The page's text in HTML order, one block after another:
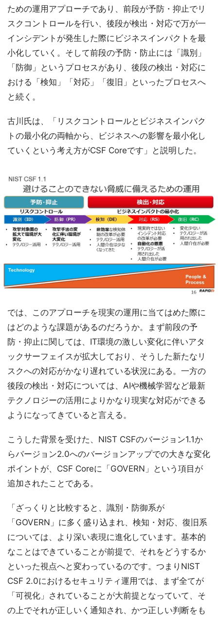
ための運用アプローチであり、前段が予防・抑止でリ
スクコントロールを行い、後段が検出・対応で万が一
インシデントが発生した際にビジネスインパクトを最
小化していく。そして前段の予防・防止には「識別」
「防御」というプロセスがあり、後段の検出・対応に
おける「検知」「対応」「復旧」といったプロセスへ
と続く。
古川氏は、「リスクコントロールとビジネスインパク
トの最小化の両軸から、ビジネスへの影響を最小化し
ていくという考え方がCSF Coreです」と説明した。
では、このアプローチを現実の運用に当てはめた際に
はどのような課題があるのだろうか。まず前段の予
防・抑止に関しては、IT環境の激しい変化に伴いアタ
ックサーフェイスが拡大しており、そうした新たなリ
スクへの対応がかなり遅れている状況にある。一方の
後段の検出・対応については、AIや機械学習など最新
テクノロジーの活用によりかなり現実な対応ができる
ようになってきていると言える。
こうした背景を受けた、NIST CSFのバージョン1.1か
らバージョン2.0へのバージョンアップでの大きな変化
ポイントが、CSF Coreに「GOVERN」という項目が
追加されたことである。
「ざっくりと比較すると、識別・防御系が
「GOVERN」に多く盛り込まれ、検知・対応、復旧系
については、より深い表現に進化しています。基本的
なことはできていることが前提で、それをどうするか
といった視点へと変わっているのです。つまりNIST
CSF 2.0におけるセキュリティ運用では、まず全てが
「可視化」されていることが大前提となっていて、そ
の上でそれが正しいく通知され、かつ正しい判断をも